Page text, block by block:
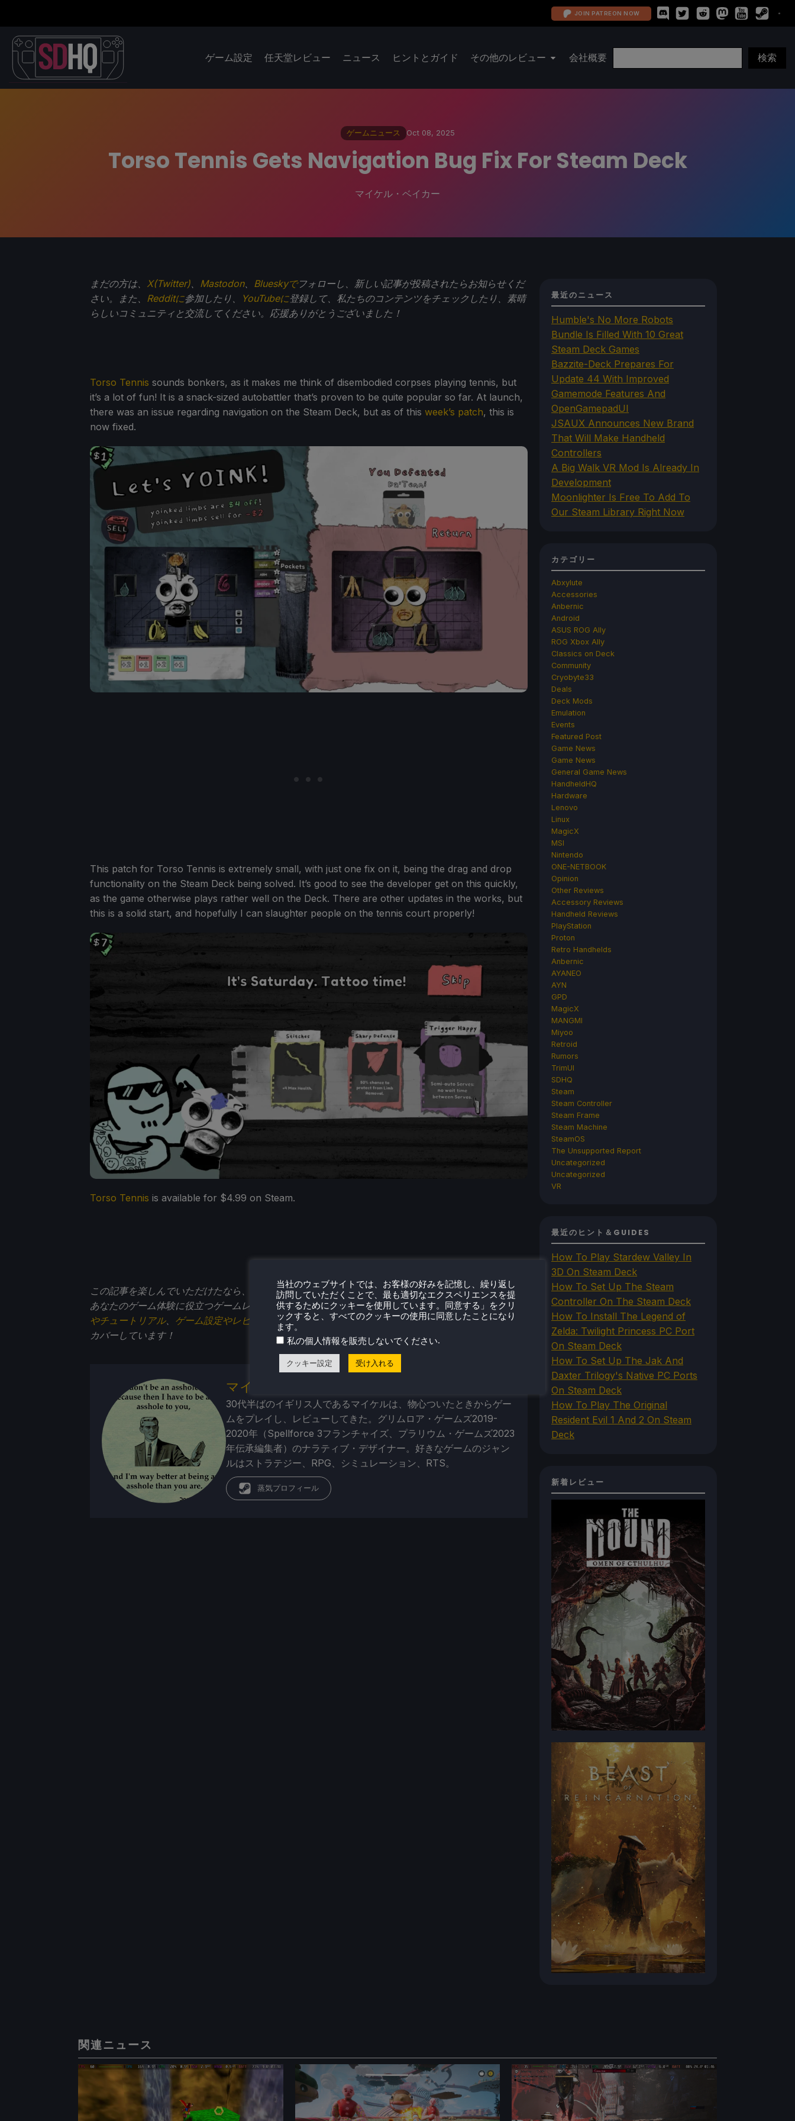
JOIN PATREON NOW
ゲーム設定 任天堂レビュー ニュース ヒントとガイド その他のレビュー 会社概要
ゲームニュース Oct 08, 2025
Torso Tennis Gets Navigation Bug Fix For Steam Deck
マイケル・ベイカー
まだの方は、 X(Twitter) Mastodon、 Blueskyでフォローし、新しい記事が投稿されたらお知らせくだ
さい。また、 Redditに参加したり、 YouTubeに登録して、私たちのコンテンツをチェックしたり、素晴
らしいコミュニティと交流してください。応援ありがとうございました！
Torso Tennis sounds bonkers, as it makes me think of disembodied corpses playing tennis, but
it’s a lot of fun! It is a snack-sized autobattler that’s proven to be quite popular so far. At launch,
there was an issue regarding navigation on the Steam Deck, but as of this week’s patch, this is
now fixed.
This patch for Torso Tennis is extremely small, with just one fix on it, being the drag and drop
functionality on the Steam Deck being solved. It’s good to see the developer get on this quickly,
as the game otherwise plays rather well on the Deck. There are other updates in the works, but
this is a solid start, and hopefully I can slaughter people on the tennis court properly!
Torso Tennis is available for $4.99 on Steam.
この記事を楽しんでいただけたなら、 SteamDeckHQの他のコンテンツもチェックしてみてください！
あなたのゲーム体験に役立つゲームレビューやニュースを幅広く取り揃えています。ニュース 、ヒント
やチュートリアル、 ゲーム設定やレビュー
、最新のトレンド情報など、あらゆる情報をお届けします。
カバーしています！
マイケル・ベイカー
30代半ばのイギリス人であるマイケルは、物心ついたときからゲー
ムをプレイし、レビューしてきた。グリムロア・ゲームズ2019-
2020年（Spellforce 3フランチャイズ、プラリウム・ゲームズ2023
年伝承編集者）のナラティブ・デザイナー。好きなゲームのジャン
ルはストラテジー、RPG、シミュレーション、RTS。
蒸気プロフィール
最近のニュース
Humble's No More Robots
Bundle Is Filled With 10 Great
Steam Deck Games
Bazzite-Deck Prepares For
Update 44 With Improved
Gamemode Features And
OpenGamepadUI
JSAUX Announces New Brand
That Will Make Handheld
Controllers
A Big Walk VR Mod Is Already In
Development
Moonlighter Is Free To Add To
Our Steam Library Right Now
カテゴリー
Abxylute
Accessories
Anbernic
Android
ASUS ROG Ally
ROG Xbox Ally
Classics on Deck
Community
Cryobyte33
Deals
Deck Mods
Emulation
Events
Featured Post
Game News
Game News
General Game News
HandheldHQ
Hardware
Lenovo
Linux
MagicX
MSI
Nintendo
ONE-NETBOOK
Opinion
Other Reviews
Accessory Reviews
Handheld Reviews
PlayStation
Proton
Retro Handhelds
Anbernic
AYANEO
AYN
GPD
MagicX
MANGMI
Miyoo
Retroid
Rumors
TrimUI
SDHQ
Steam
Steam Controller
Steam Frame
Steam Machine
SteamOS
The Unsupported Report
Uncategorized
Uncategorized
VR
最近のヒント＆GUIDES
How To Play Stardew Valley In
3D On Steam Deck
How To Set Up The Steam
Controller On The Steam Deck
How To Install The Legend of
Zelda: Twilight Princess PC Port
On Steam Deck
How To Set Up The Jak And
Daxter Trilogy's Native PC Ports
On Steam Deck
How To Play The Original
Resident Evil 1 And 2 On Steam
Deck
新着レビュー
関連ニュース
当社のウェブサイトでは、お客様の好みを記憶し、繰り返し
訪問していただくことで、最も適切なエクスペリエンスを提
供するためにクッキーを使用しています。同意する」をクリ
ックすると、すべてのクッキーの使用に同意したことになり
ます。
私の個人情報を販売しないでください.
クッキー設定 受け入れる